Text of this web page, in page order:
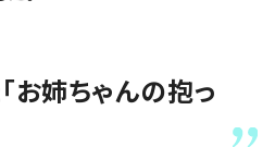
お姉ちゃんの抱っ